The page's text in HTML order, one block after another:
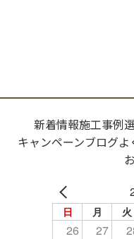
新着情報施工事例
キャンペーンブログよ
日 月 火
26 27